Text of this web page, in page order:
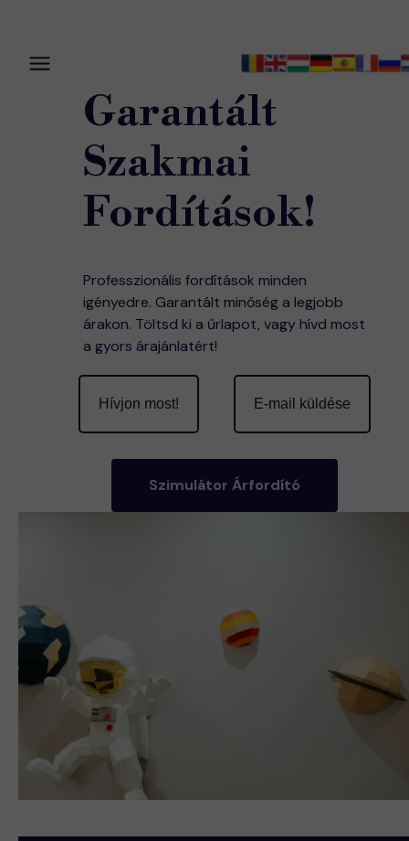
Garantált
Szakmai
Fordítások!
Professzionális fordítások minden
igényedre. Garantált minőség a legjobb
árakon. Töltsd ki a űrlapot, vagy hívd most
a gyors árajánlatért!
Szimulátor Árfordító
E-mail küldése
Hívjon most!